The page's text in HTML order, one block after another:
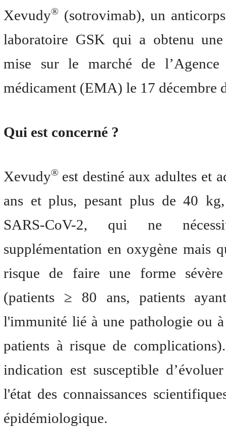
Xevudy® (sotrovimab), un
laboratoire GSK qui a obtenu
mise sur le marché de l’Agence
médicament (EMA) le 17 décembre
Qui est concerné ?
Xevudy® est destiné aux adultes et
ans et plus, pesant plus de 40
SARS-CoV-2, qui ne
supplémentation en oxygène mais
risque de faire une forme
(patients ≥ 80 ans, patients
l'immunité lié à une pathologie ou à
patients à risque de
indication est susceptible
l'état des connaissances
épidémiologique.